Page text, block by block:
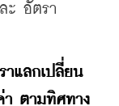
ะ อัตรา
าแลกเปลี่ยน
า ตามทิศทาง